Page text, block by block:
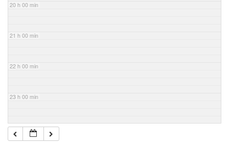
20 h 00 min
21 h 00 min
22 h 00 min
23 h 00 min